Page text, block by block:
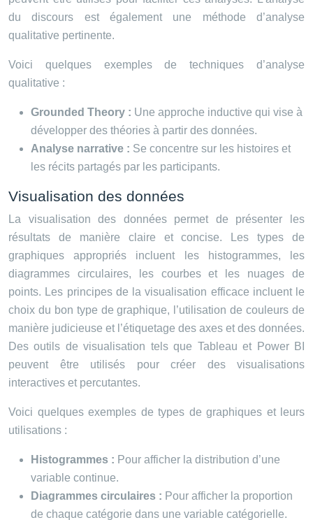
du discours est également une méthode d’analyse
qualitative pertinente.
Voici quelques exemples de techniques d’analyse
qualitative :
Grounded Theory : Une approche inductive qui vise à
développer des théories à partir des données.
Analyse narrative : Se concentre sur les histoires et
les récits partagés par les participants.
Visualisation des données
La visualisation des données permet de présenter les
résultats de manière claire et concise. Les types de
graphiques appropriés incluent les histogrammes, les
diagrammes circulaires, les courbes et les nuages de
points. Les principes de la visualisation efficace incluent le
choix du bon type de graphique, l’utilisation de couleurs de
manière judicieuse et l’étiquetage des axes et des données.
Des outils de visualisation tels que Tableau et Power BI
peuvent être utilisés pour créer des visualisations
interactives et percutantes.
Voici quelques exemples de types de graphiques et leurs
utilisations :
Histogrammes : Pour afficher la distribution d’une
variable continue.
Diagrammes circulaires : Pour afficher la proportion
de chaque catégorie dans une variable catégorielle.